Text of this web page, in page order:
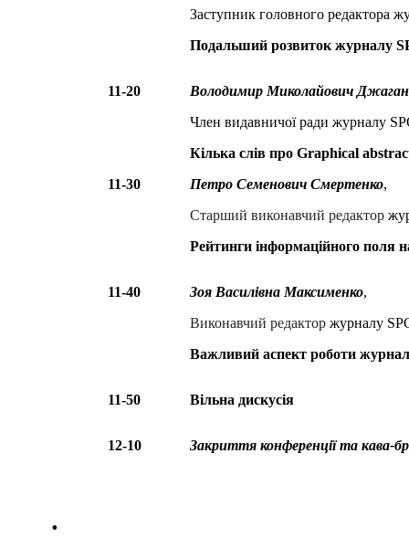
Заступник головного редактора
Подальший розвиток журналу
11-20
Володимир Миколайович Джаган
Член видавничої ради журналу
Кілька слів проGraphical
11-30 Петро Семенович Смертенко,
Старший виконавчий редактор
Рейтинги інформаційного поля
11-40 Зоя Василівна Максименко,
Виконавчий редакторжурналу
Важливий аспект роботи
11-50 Вільна дискусія
12-10 Закриття конференції та кава-
.